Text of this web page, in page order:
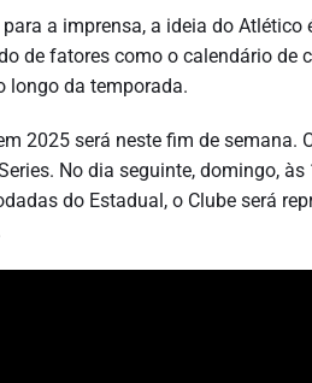
a imprensa, a ideia do
de fatores como o calendário
longo da temporada.
2025 será neste fim de
No dia seguinte, domingo,
do Estadual, o Clube será